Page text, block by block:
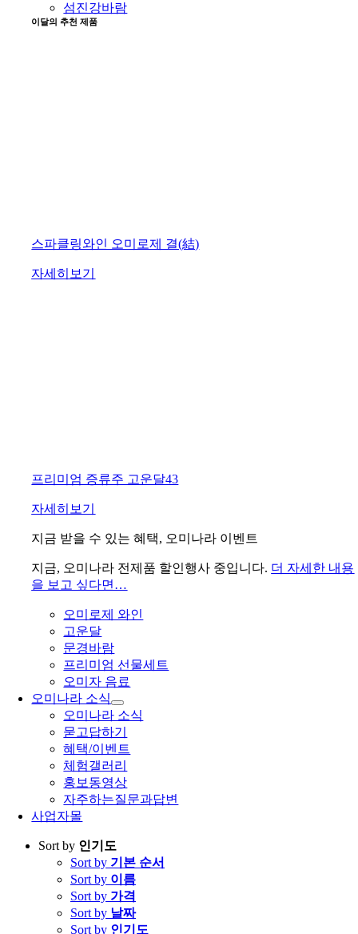
섬진강바람
이달의 추천 제품
스파클링와인 오미로제 결(結)
자세히보기
프리미엄 증류주 고운달43
자세히보기
지금 받을 수 있는 혜택, 오미나라 이벤트
지금, 오미나라 전제품 할인행사 중입니다. 더 자세한 내용
을 보고 싶다면…
오미로제 와인
고운달
문경바람
프리미엄 선물세트
오미자 음료
오미나라 소식
오미나라 소식
묻고답하기
혜택/이벤트
체험갤러리
홍보동영상
자주하는질문과답변
사업자몰
Sort by 인기도
Sort by 기본 순서
Sort by 이름
Sort by 가격
Sort by 날짜
Sort by 인기도